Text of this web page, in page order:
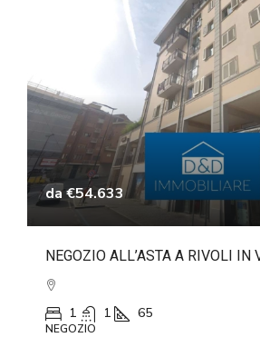
da€54.633
NEGOZIO ALL’ASTA A RIVOLI IN
1 1 65
NEGOZIO